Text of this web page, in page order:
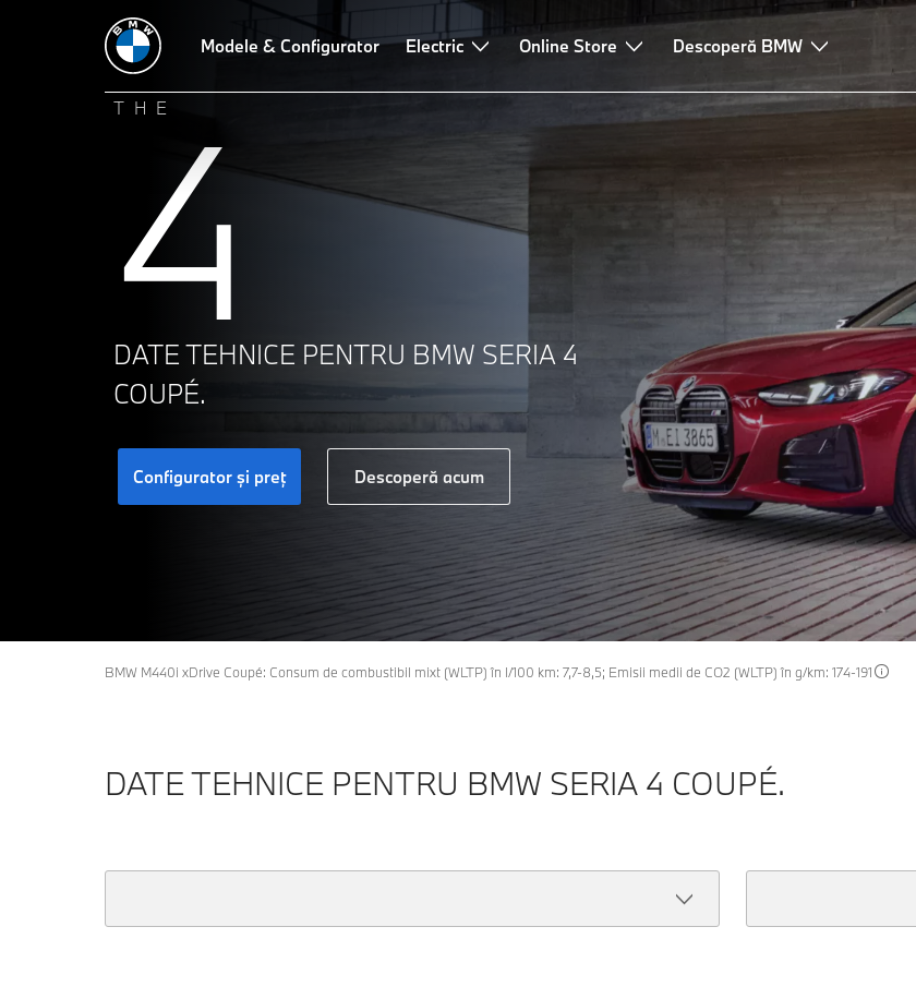
Modele & Configurator Electric Online Store Descoperă BMW
THE
4
DATE TEHNICE PENTRU BMW SERIA 4
COUPÉ.
Configurator şi preţ Descoperă acum
BMW M440i xDrive Coupé: Consum de combustibil mixt (WLTP) în l/100 km: 7,7-8,5; Emisii medii de CO2 (WLTP) în g/km: 174-191
DATE TEHNICE PENTRU BMW SERIA 4 COUPÉ.